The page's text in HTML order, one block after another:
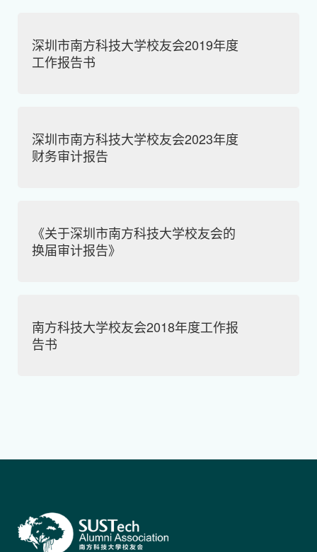
深圳市南方科技大学校友会2019年度
工作报告书
深圳市南方科技大学校友会2023年度
财务审计报告
《关于深圳市南方科技大学校友会的
换届审计报告》
南方科技大学校友会2018年度工作报
告书